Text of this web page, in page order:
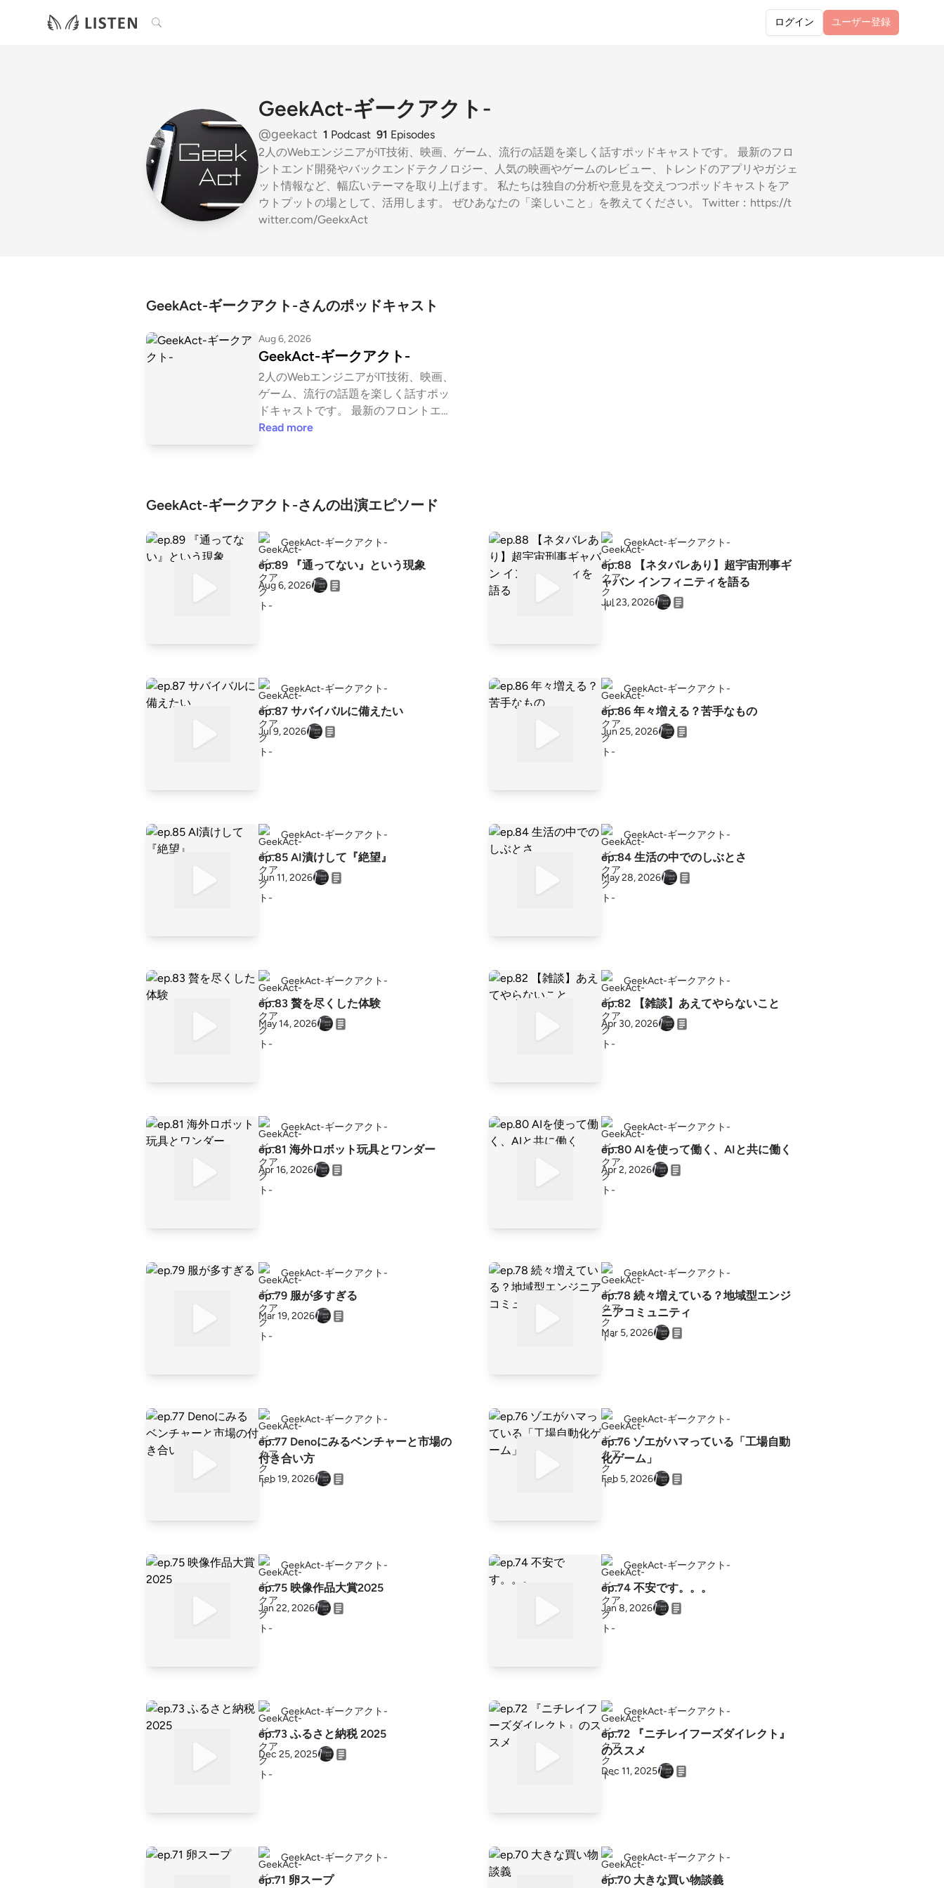
検索 ログイン ユーザー登録
GeekAct-ギークアクト-
@geekact 1 Podcast 91 Episodes
2人のWebエンジニアがIT技術、映画、ゲーム、流行の話題を楽しく話すポッドキャストです。 最新のフロ
ントエンド開発やバックエンドテクノロジー、人気の映画やゲームのレビュー、トレンドのアプリやガジェ
ット情報など、幅広いテーマを取り上げます。 私たちは独自の分析や意見を交えつつポッドキャストをア
ウトプットの場として、活用します。 ぜひあなたの「楽しいこと」を教えてください。 Twitter：https://t
witter.com/GeekxAct
GeekAct-ギークアクト-さんのポッドキャスト
Aug 6, 2026
GeekAct-ギークアクト-
2人のWebエンジニアがIT技術、映画、
ゲーム、流行の話題を楽しく話すポッ
ドキャストです。 最新のフロントエン
ド開発やバックエンドテクノロジー、
は独自の分析や意見を交えつつポッド
キャストをアウトプットの場として、
活用します。 ぜひあなたの「楽しいこ
と」を教えてください。
Read more
GeekAct-ギークアクト-さんの出演エピソード
GeekAct-ギークアクト-
ep.89 『通ってない』という現象
Aug 6, 2026
GeekAct-ギークアクト-
ep.88 【ネタバレあり】超宇宙刑事ギ
ャバン インフィニティを語る
Jul 23, 2026
GeekAct-ギークアクト-
ep.87 サバイバルに備えたい
Jul 9, 2026
GeekAct-ギークアクト-
ep.86 年々増える？苦手なもの
Jun 25, 2026
GeekAct-ギークアクト-
ep.85 AI漬けして『絶望』
Jun 11, 2026
GeekAct-ギークアクト-
ep.84 生活の中でのしぶとさ
May 28, 2026
GeekAct-ギークアクト-
ep.83 贅を尽くした体験
May 14, 2026
GeekAct-ギークアクト-
ep.82 【雑談】あえてやらないこと
Apr 30, 2026
GeekAct-ギークアクト-
ep.81 海外ロボット玩具とワンダー
Apr 16, 2026
GeekAct-ギークアクト-
ep.80 AIを使って働く、AIと共に働く
Apr 2, 2026
GeekAct-ギークアクト-
ep.79 服が多すぎる
Mar 19, 2026
GeekAct-ギークアクト-
ep.78 続々増えている？地域型エンジ
ニアコミュニティ
Mar 5, 2026
GeekAct-ギークアクト-
ep.77 Denoにみるベンチャーと市場の
付き合い方
Feb 19, 2026
GeekAct-ギークアクト-
ep.76 ゾエがハマっている「工場自動
化ゲーム」
Feb 5, 2026
GeekAct-ギークアクト-
ep.75 映像作品大賞2025
Jan 22, 2026
GeekAct-ギークアクト-
ep.74 不安です。。。
Jan 8, 2026
GeekAct-ギークアクト-
ep.73 ふるさと納税 2025
Dec 25, 2025
GeekAct-ギークアクト-
ep.72 『ニチレイフーズダイレクト』
のススメ
Dec 11, 2025
GeekAct-ギークアクト-
ep.71 卵スープ
GeekAct-ギークアクト-
ep.70 大きな買い物談義